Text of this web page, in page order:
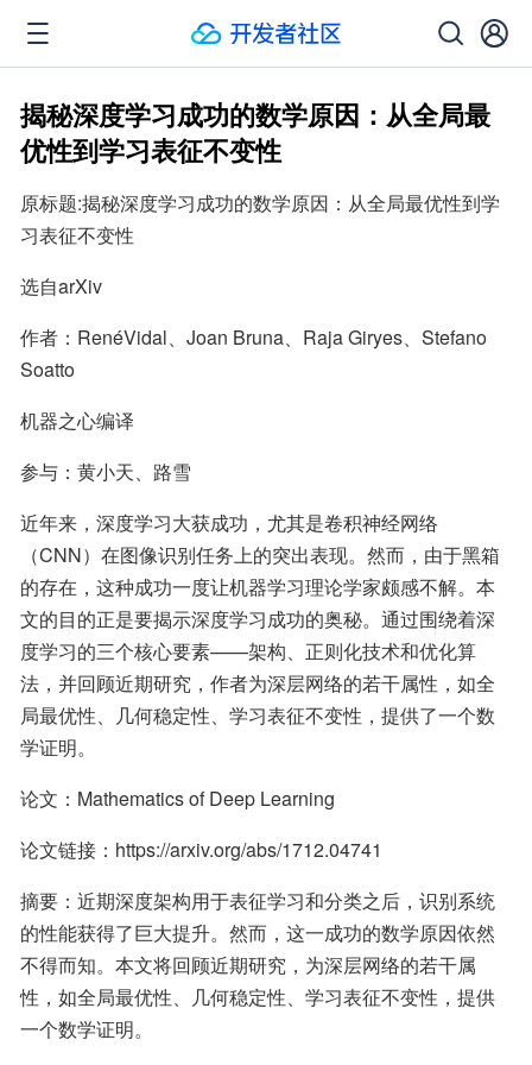
揭秘深度学习成功的数学原因：从全局最
优性到学习表征不变性
原标题:揭秘深度学习成功的数学原因：从全局最优性到学
习表征不变性
选自arXiv
作者：RenéVidal、Joan Bruna、Raja Giryes、Stefano
Soatto
机器之心编译
参与：黄小天、路雪
近年来，深度学习大获成功，尤其是卷积神经网络
（CNN）在图像识别任务上的突出表现。然而，由于黑箱
的存在，这种成功一度让机器学习理论学家颇感不解。本
文的目的正是要揭示深度学习成功的奥秘。通过围绕着深
度学习的三个核心要素——架构、正则化技术和优化算
法，并回顾近期研究，作者为深层网络的若干属性，如全
局最优性、几何稳定性、学习表征不变性，提供了一个数
学证明。
论文：Mathematics of Deep Learning
论文链接：https://arxiv.org/abs/1712.04741
摘要：近期深度架构用于表征学习和分类之后，识别系统
的性能获得了巨大提升。然而，这一成功的数学原因依然
不得而知。本文将回顾近期研究，为深层网络的若干属
性，如全局最优性、几何稳定性、学习表征不变性，提供
一个数学证明。